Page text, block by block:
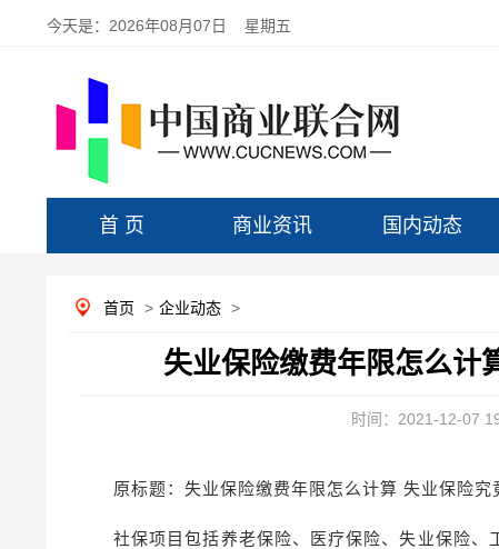
今天是： 2026年08月07日 星期五
首 页 商业资讯 国内动态
首页 > 企业动态 >
失业保险缴费年限怎么计
时间：2021-12-07
原标题：失业保险缴费年限怎么计算 失业保险究
社保项目包括养老保险、医疗保险、失业保险、